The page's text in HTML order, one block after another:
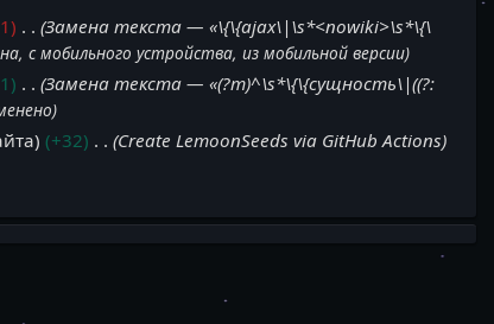
Замена текста — «\{\{ajax\|\s*<nowiki>\s*\{\
с мобильного устройства из мобильной версии
Замена текста — «(?m)^\s*\{\{сущность\|((?:
+32 Create LemoonSeeds via GitHub Actions